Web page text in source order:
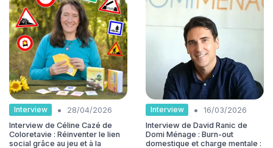
Interview •
28/04/2026
Interview de Céline Cazé de
Coloretavie : Réinventer le lien
social grâce au jeu et à la
Interview •
16/03/2026
Interview de David Ranic de
Domi Ménage : Burn-out
domestique et charge mentale :